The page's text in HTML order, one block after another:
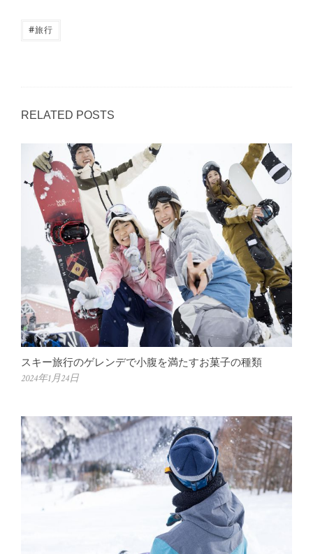
#旅行
RELATED POSTS
スキー旅行のゲレンデで小腹を満たすお菓子の種類
2024年1月24日